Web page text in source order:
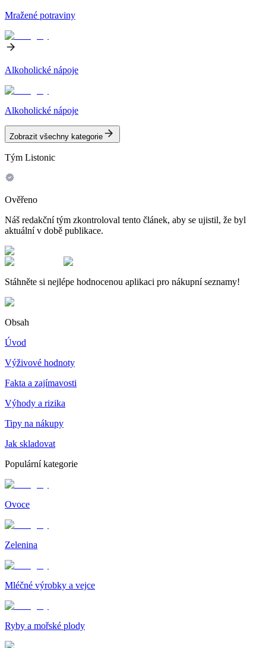
Mražené potraviny
Alkoholické nápoje
Alkoholické nápoje
Zobrazit všechny kategorie
Tým Listonic
Ověřeno
Náš redakční tým zkontroloval tento článek, aby se ujistil, že byl
aktuální v době publikace.
Stáhněte si nejlépe hodnocenou aplikaci pro nákupní seznamy!
Obsah
Úvod
Výživové hodnoty
Fakta a zajímavosti
Výhody a rizika
Tipy na nákupy
Jak skladovat
Populární kategorie
Ovoce
Zelenina
Mléčné výrobky a vejce
Ryby a mořské plody